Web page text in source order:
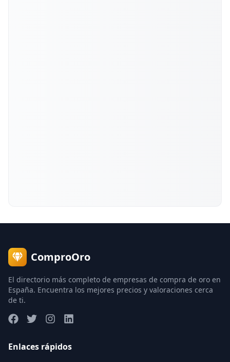
ComproOro
El directorio más completo de empresas de compra de oro en
España. Encuentra los mejores precios y valoraciones cerca
de ti.
Enlaces rápidos